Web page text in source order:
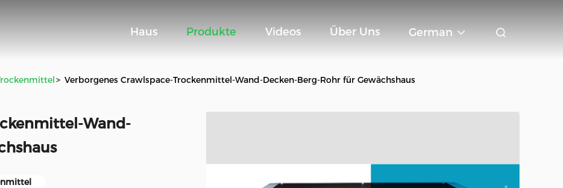
Haus Produkte Videos Über Uns German
> Verborgenes Crawlspace-Trockenmittel-Wand-Decken-Berg-Rohr für Gewächshaus
Wand-